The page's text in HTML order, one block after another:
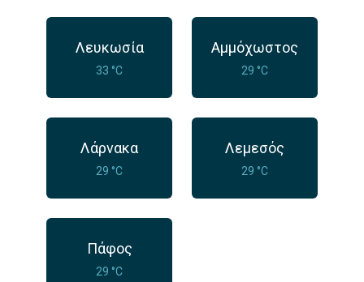
Λευκωσία
33 °C
Αμμόχωστος
29 °C
Λάρνακα
29 °C
Λεμεσός
29 °C
Πάφος
29 °C